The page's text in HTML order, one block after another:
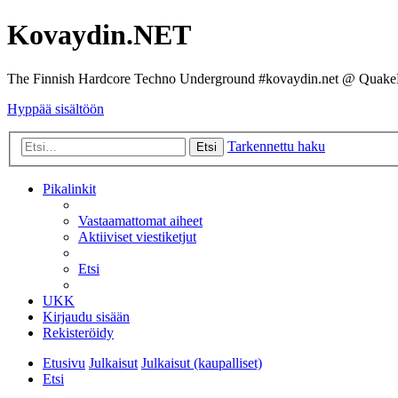
Kovaydin.NET
The Finnish Hardcore Techno Underground #kovaydin.net @
Hyppää sisältöön
Etsi Tarkennettu haku
Pikalinkit
Vastaamattomat aiheet
Aktiiviset viestiketjut
Etsi
UKK
Kirjaudu sisään
Rekisteröidy
Etusivu Julkaisut Julkaisut (kaupalliset)
Etsi